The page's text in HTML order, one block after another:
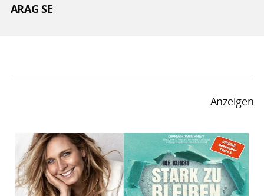
ARAG SE
Anzeigen